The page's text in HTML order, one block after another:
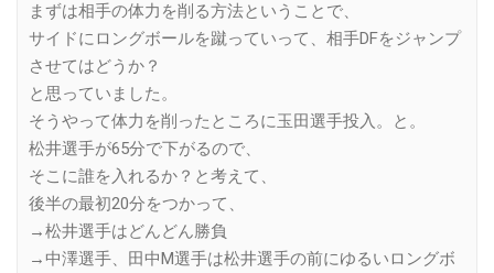
まずは相手の体力を削る方法ということで、
サイドにロングボールを蹴っていって、相手DFをジャンプ
させてはどうか？
と思っていました。
そうやって体力を削ったところに玉田選手投入。と。
松井選手が65分で下がるので、
そこに誰を入れるか？と考えて、
後半の最初20分をつかって、
→松井選手はどんどん勝負
→中澤選手、田中M選手は松井選手の前にゆるいロングボ